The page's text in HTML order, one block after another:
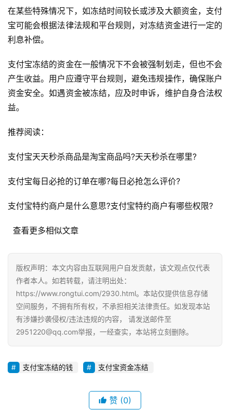
页
自
媒
体
E
优
察
电
商
运
营
直
播
带
登录 注册
在某些特殊情况下，如冻结时间较长或涉及大额资金，支付
宝可能会根据法律法规和平台规则，对冻结资金进行一定的
利息补偿。
支付宝冻结的资金在一般情况下不会被强制划走，但也不会
产生收益。用户应遵守平台规则，避免违规操作，确保账户
资金安全。如遇资金被冻结，应及时申诉，维护自身合法权
益。
推荐阅读：
支付宝天天秒杀商品是淘宝商品吗?天天秒杀在哪里?
支付宝每日必抢的订单在哪?每日必抢怎么评价?
支付宝特约商户是什么意思?支付宝特约商户有哪些权限?
  查看更多相似文章
版权声明：本文内容由互联网用户自发贡献，该文观点仅代表
作者本人。如若转载，请注明出处：
https://www.rongtui.com/2930.html。本站仅提供信息存储
空间服务，不拥有所有权，不承担相关法律责任。如发现本站
有涉嫌抄袭侵权/违法违规的内容， 请发送邮件至
2951220@qq.com举报，一经查实，本站将立刻删除。
支付宝冻结的钱 支付宝资金冻结
赞 (0)